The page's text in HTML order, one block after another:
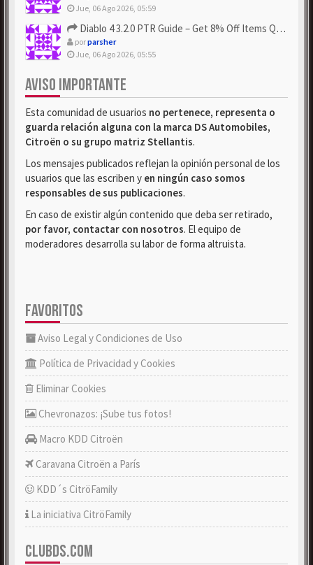
Jue, 06 Ago 2026, 05:59
Diablo 4 3.2.0 PTR Guide – Get 8% Off Items Quickly to Test ...
porparsher
Jue, 06 Ago 2026, 05:55
AVISO IMPORTANTE
Esta comunidad de usuarios no pertenece, representa o
guarda relación alguna con la marca DS Automobiles,
Citroën o su grupo matriz Stellantis.
Los mensajes publicados reflejan la opinión personal de los
usuarios que las escriben y en ningún caso somos
responsables de sus publicaciones.
En caso de existir algún contenido que deba ser retirado,
por favor, contactar con nosotros. El equipo de
moderadores desarrolla su labor de forma altruista.
FAVORITOS
Aviso Legal y Condiciones de Uso
Política de Privacidad y Cookies
Eliminar Cookies
Chevronazos: ¡Sube tus fotos!
Macro KDD Citroën
Caravana Citroën a París
KDD´s CitröFamily
La iniciativa CitröFamily
CLUBDS.COM